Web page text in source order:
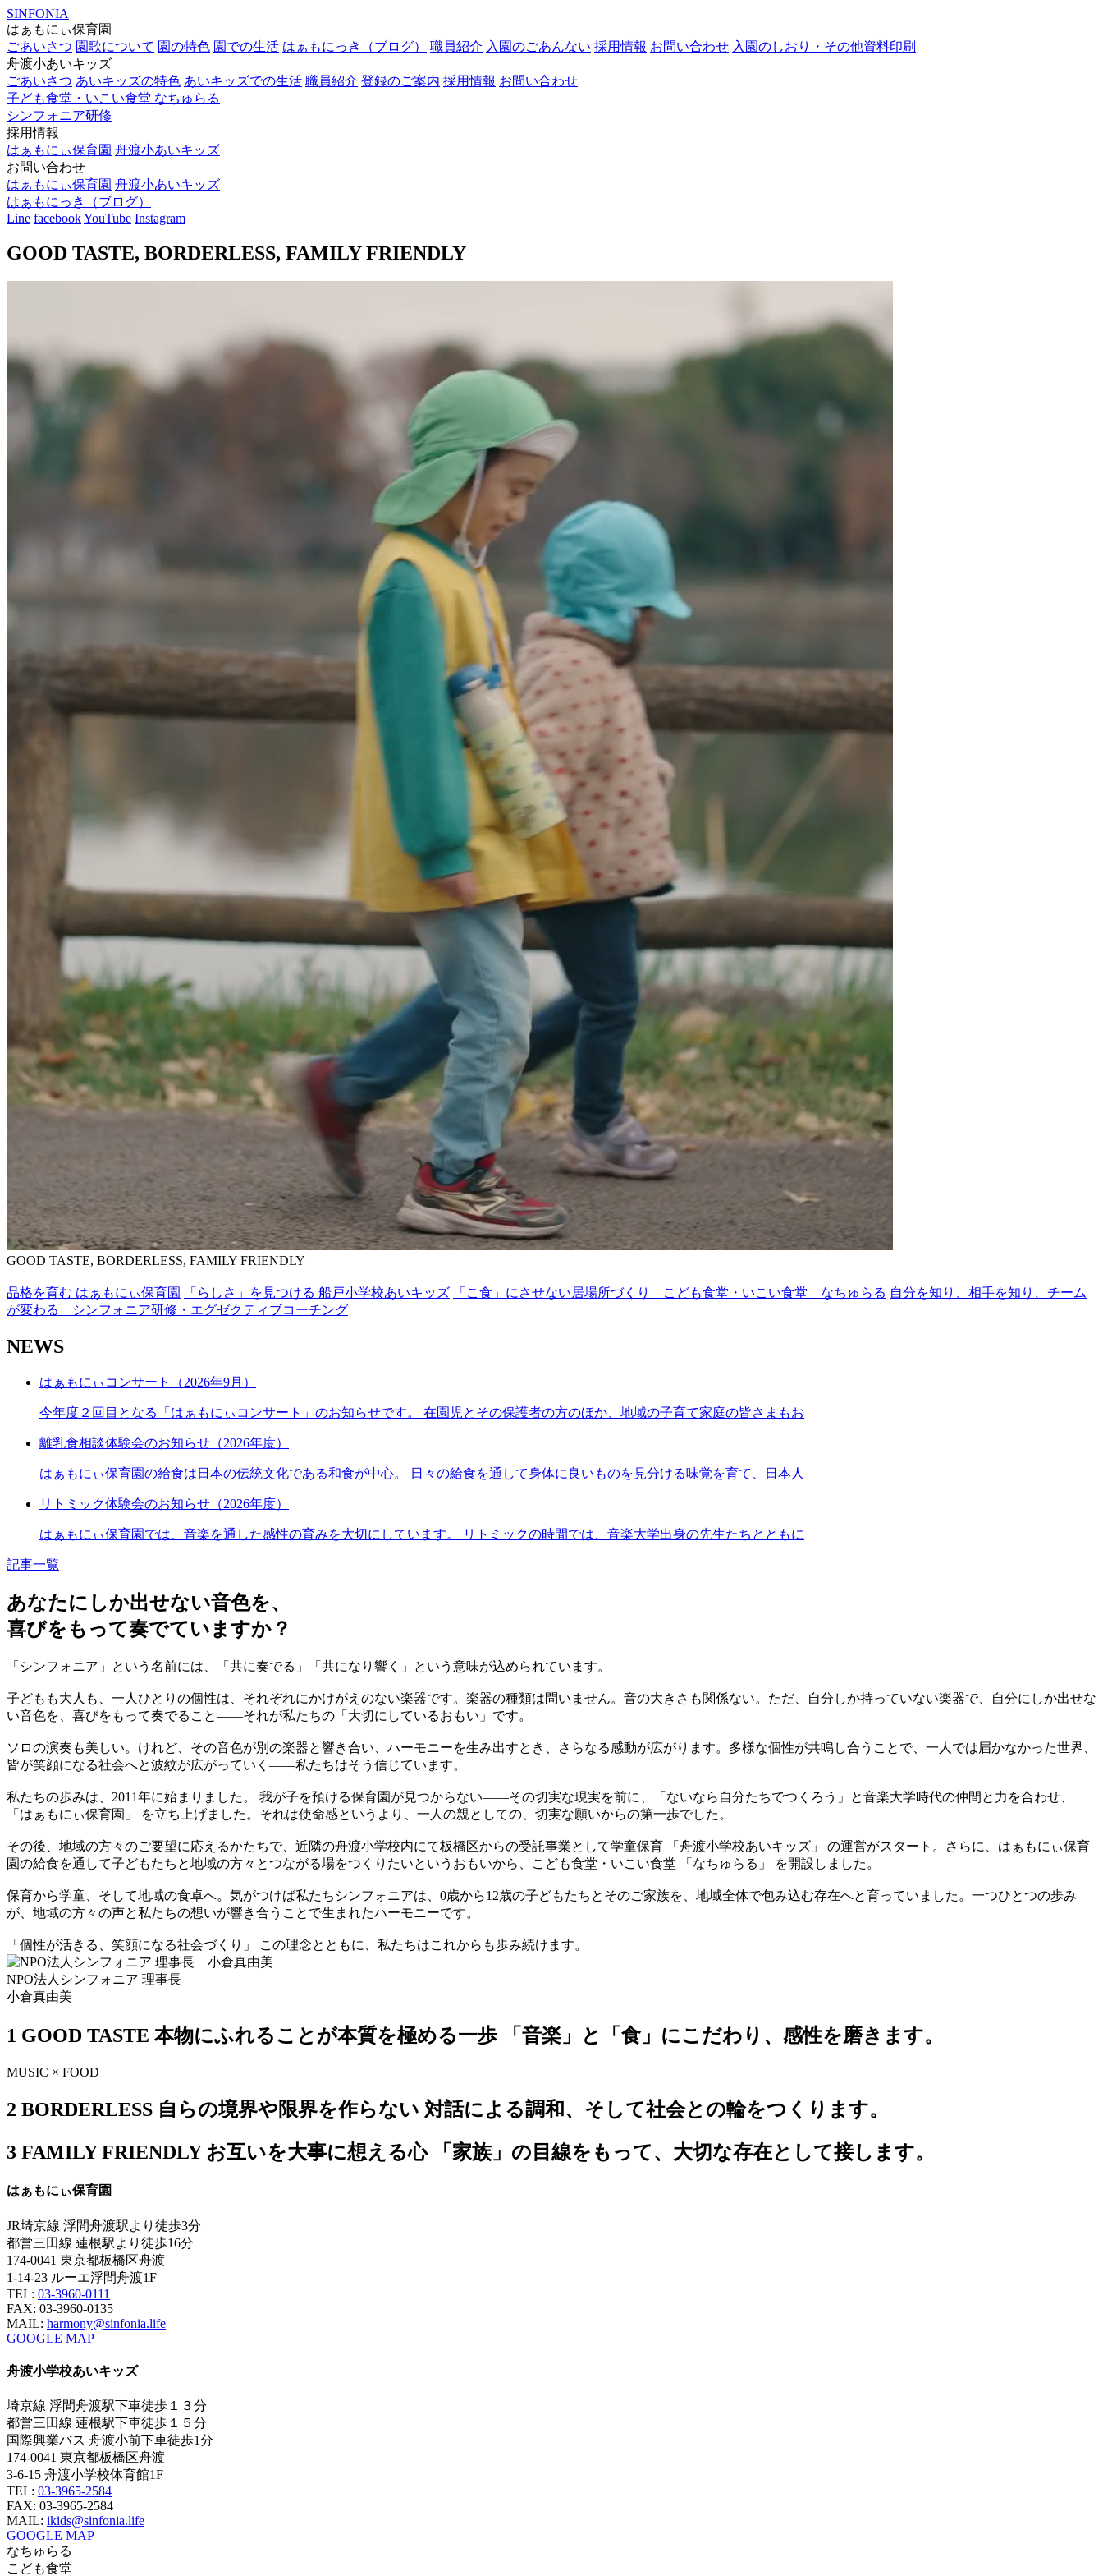
SINFONIA
はぁもにぃ保育園
ごあいさつ 園歌について 園の特色 園での生活 はぁもにっき（ブログ） 職員紹介 入園のごあんない 採用情報 お問い合わせ 入園のしおり・その他資料印刷
舟渡小あいキッズ
ごあいさつ あいキッズの特色 あいキッズでの生活 職員紹介 登録のご案内 採用情報 お問い合わせ
子ども食堂・いこい食堂 なちゅらる
シンフォニア研修
採用情報
はぁもにぃ保育園 舟渡小あいキッズ
お問い合わせ
はぁもにぃ保育園 舟渡小あいキッズ
はぁもにっき（ブログ）
Line facebookYouTube Instagram
GOOD TASTE, BORDERLESS, FAMILY FRIENDLY
GOOD TASTE, BORDERLESS, FAMILY FRIENDLY
品格を育む はぁもにぃ保育園 「らしさ」を見つける 船戸小学校あいキッズ 「こ食」にさせない居場所づくり こども食堂・いこい食堂 なちゅらる 自分を知り、相手を知り、チーム
が変わる シンフォニア研修・エグゼクティブコーチング
NEWS
はぁもにぃコンサート（2026年9月）
今年度２回目となる「はぁもにぃコンサート」のお知らせです。 在園児とその保護者の方のほか、地域の子育て家庭の皆さまもお
離乳食相談体験会のお知らせ（2026年度）
はぁもにぃ保育園の給食は日本の伝統文化である和食が中心。 日々の給食を通して身体に良いものを見分ける味覚を育て、日本人
リトミック体験会のお知らせ（2026年度）
はぁもにぃ保育園では、音楽を通した感性の育みを大切にしています。 リトミックの時間では、音楽大学出身の先生たちとともに
記事一覧
あなたにしか出せない音色を、
喜びをもって奏でていますか？
「シンフォニア」という名前には、「共に奏でる」「共になり響く」という意味が込められています。
子どもも大人も、一人ひとりの個性は、それぞれにかけがえのない楽器です。楽器の種類は問いません。音の大きさも関係ない。ただ、自分しか持っていない楽器で、自分にしか出せな
い音色を、喜びをもって奏でること——それが私たちの「大切にしているおもい」です。
ソロの演奏も美しい。けれど、その音色が別の楽器と響き合い、ハーモニーを生み出すとき、さらなる感動が広がります。多様な個性が共鳴し合うことで、一人では届かなかった世界、
皆が笑顔になる社会へと波紋が広がっていく——私たちはそう信じています。
私たちの歩みは、2011年に始まりました。 我が子を預ける保育園が見つからない——その切実な現実を前に、「ないなら自分たちでつくろう」と音楽大学時代の仲間と力を合わせ、
「はぁもにぃ保育園」 を立ち上げました。それは使命感というより、一人の親としての、切実な願いからの第一歩でした。
その後、地域の方々のご要望に応えるかたちで、近隣の舟渡小学校内にて板橋区からの受託事業として学童保育 「舟渡小学校あいキッズ」 の運営がスタート。さらに、はぁもにぃ保育
園の給食を通して子どもたちと地域の方々とつながる場をつくりたいというおもいから、こども食堂・いこい食堂 「なちゅらる」 を開設しました。
保育から学童、そして地域の食卓へ。気がつけば私たちシンフォニアは、0歳から12歳の子どもたちとそのご家族を、地域全体で包み込む存在へと育っていました。一つひとつの歩み
が、地域の方々の声と私たちの想いが響き合うことで生まれたハーモニーです。
「個性が活きる、笑顔になる社会づくり」 この理念とともに、私たちはこれからも歩み続けます。
NPO法人シンフォニア 理事長
小倉真由美
1 GOOD TASTE 本物にふれることが本質を極める一歩 「音楽」と「食」にこだわり、感性を磨きます。
MUSIC × FOOD
2 BORDERLESS 自らの境界や限界を作らない 対話による調和、そして社会との輪をつくります。
3 FAMILY FRIENDLY お互いを大事に想える心 「家族」の目線をもって、大切な存在として接します。
はぁもにぃ保育園
JR埼京線 浮間舟渡駅より徒歩3分
都営三田線 蓮根駅より徒歩16分
174-0041 東京都板橋区舟渡
1-14-23 ルーエ浮間舟渡1F
TEL: 03-3960-0111
FAX: 03-3960-0135
MAIL: harmony@sinfonia.life
GOOGLE MAP
舟渡小学校あいキッズ
埼京線 浮間舟渡駅下車徒歩１３分
都営三田線 蓮根駅下車徒歩１５分
国際興業バス 舟渡小前下車徒歩1分
174-0041 東京都板橋区舟渡
3-6-15 舟渡小学校体育館1F
TEL: 03-3965-2584
FAX: 03-3965-2584
MAIL: ikids@sinfonia.life
GOOGLE MAP
なちゅらる
こども食堂